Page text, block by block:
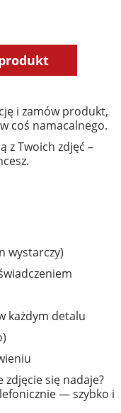
i zamów produkt,
coś namacalnego.
z Twoich zdjęć –
wystarczy)
każdym detalu
zdjęcie się nadaje?
— szybko i